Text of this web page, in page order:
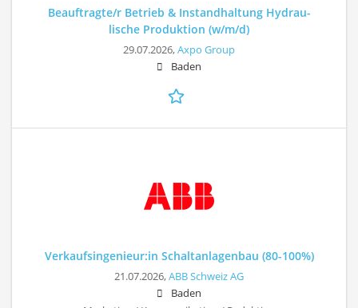
Beauftragte/r Betrieb & Instandhaltung Hydrau-
lische Produktion (w/m/d)
29.07.2026,Axpo Group
Baden
Verkaufsingenieur:in Schaltanlagenbau (80-100%)
21.07.2026,ABB Schweiz AG
Baden